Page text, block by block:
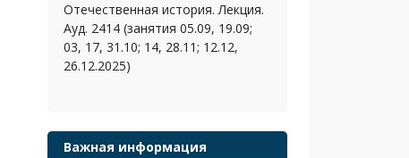
Отечественная история. Лекция.
Ауд. 2414 (занятия 05.09, 19.09;
03, 17, 31.10; 14, 28.11; 12.12,
26.12.2025)
Важная информация